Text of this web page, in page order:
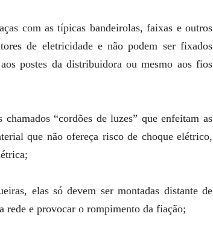
com as típicas bandeirolas, faixas e outros
de eletricidade e não podem ser fixados
postes da distribuidora ou mesmo aos fios
“cordões de luzes” que enfeitam as
que não ofereça risco de choque elétrico,
elas só devem ser montadas distante de
rede e provocar o rompimento da fiação;